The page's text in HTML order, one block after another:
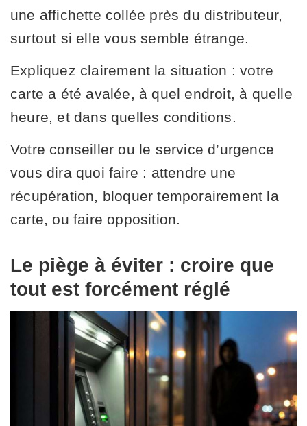
une affichette collée près du distributeur,
surtout si elle vous semble étrange.
Expliquez clairement la situation : votre
carte a été avalée, à quel endroit, à quelle
heure, et dans quelles conditions.
Votre conseiller ou le service d’urgence
vous dira quoi faire : attendre une
récupération, bloquer temporairement la
carte, ou faire opposition.
Le piège à éviter : croire que
tout est forcément réglé